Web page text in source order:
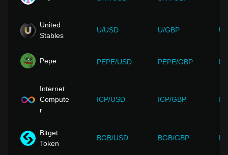
United
Stables
U/USD U/GBP U/
Pepe PEPE/USD PEPE/GBP
Internet
Compute
r
ICP/USD ICP/GBP
Bitget
Token
BGB/USD BGB/GBP